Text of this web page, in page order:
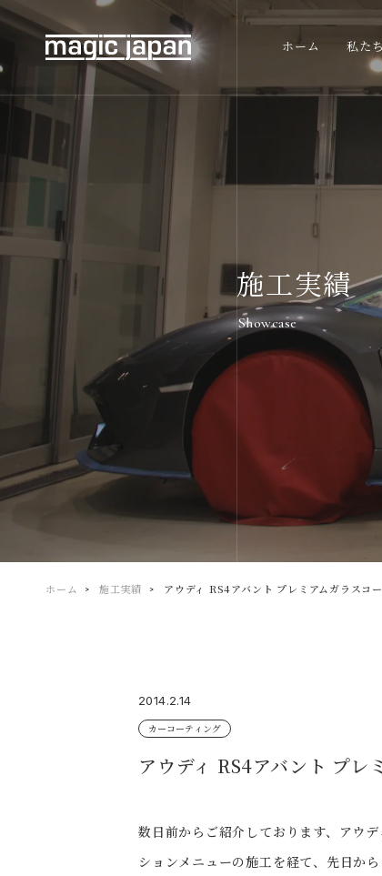
ホーム 私た
施工実績
Showcase
ホーム 施工実績 アウディ RS4アバント プレミアムガラスコ
2014.2.14
カーコーティング
アウディ RS4アバント プレ
数日前からご紹介しております、アウ
ションメニューの施工を経て、先日か